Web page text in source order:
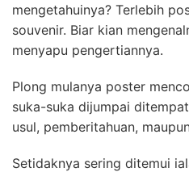
mengetahuinya? Terlebih
souvenir. Biar kian
menyapu pengertiannya.
Plong mulanya poster
suka-suka dijumpai
usul, pemberitahuan,
Setidaknya sering ditemui